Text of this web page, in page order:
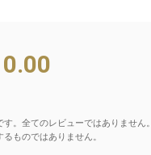
0.00
。全てのレビューではありません。
ものではありません。